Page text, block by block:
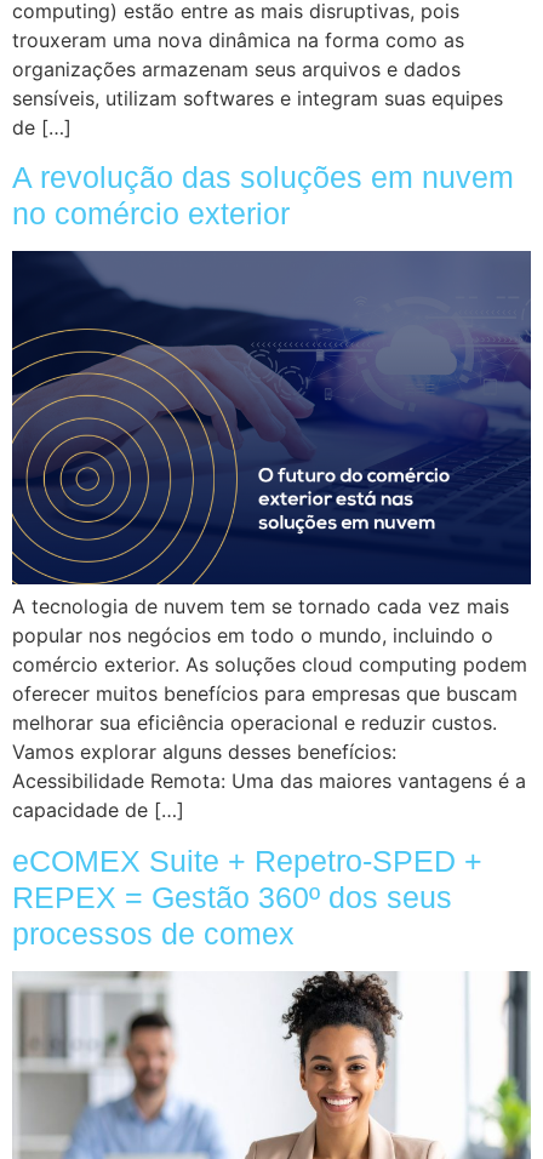
computing) estão entre as mais disruptivas, pois
trouxeram uma nova dinâmica na forma como as
organizações armazenam seus arquivos e dados
sensíveis, utilizam softwares e integram suas equipes
de […]
A revolução das soluções em nuvem
no comércio exterior
A tecnologia de nuvem tem se tornado cada vez mais
popular nos negócios em todo o mundo, incluindo o
comércio exterior. As soluções cloud computing podem
oferecer muitos benefícios para empresas que buscam
melhorar sua eficiência operacional e reduzir custos.
Vamos explorar alguns desses benefícios:
Acessibilidade Remota: Uma das maiores vantagens é a
capacidade de […]
eCOMEX Suite + Repetro-SPED +
REPEX = Gestão 360º dos seus
processos de comex